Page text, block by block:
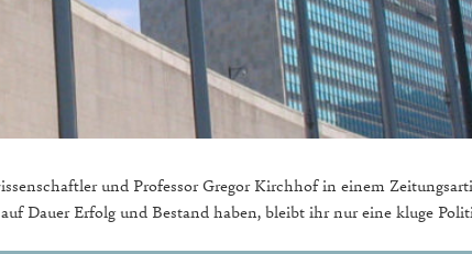
und Professor Gregor Kirchhof in einem
Dauer Erfolg und Bestand haben, bleibt ihr nur eine kluge